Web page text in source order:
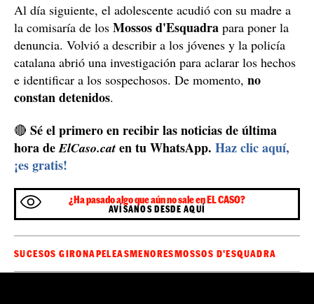
Al día siguiente, el adolescente acudió con su madre a
la comisaría de los Mossos d'Esquadra para poner la
denuncia. Volvió a describir a los jóvenes y la policía
catalana abrió una investigación para aclarar los hechos
e identificar a los sospechosos. De momento, no
constan detenidos.
🔴 Sé el primero en recibir las noticias de última
hora deElCaso.cat en tu WhatsApp. Haz clic aquí,
¡es gratis!
¿Ha pasado algo que aún no sale en EL CASO?
AVÍSANOS DESDE AQUÍ
SUCESOS GIRONAPELEASMENORESMOSSOS D'ESQUADRA